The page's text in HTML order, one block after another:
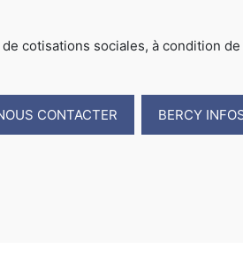
cotisations sociales, à condition
CONTACTER BERCY